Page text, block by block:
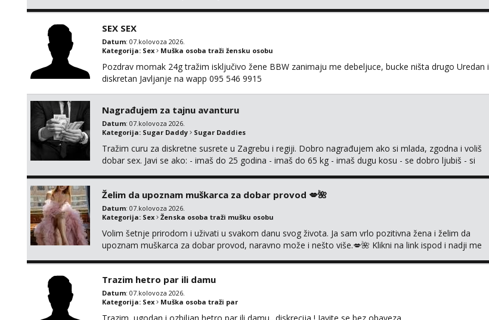
SEX SEX
Datum: 07.kolovoza 2026.
Kategorija: Sex Muška osoba traži žensku osobu
Pozdrav momak 24g tražim isključivo žene BBW zanimaju me debeljuce, bucke ništa drugo Uredan i
diskretan Javljanje na wapp 095 546 9915
Nagrađujem za tajnu avanturu
Datum: 07.kolovoza 2026.
Kategorija: Sugar Daddy Sugar Daddies
Tražim curu za diskretne susrete u Zagrebu i regiji. Dobro nagrađujem ako si mlada, zgodna i voliš
dobar sex. Javi se ako: - imaš do 25 godina - imaš do 65 kg - imaš dugu kosu - se dobro ljubiš - si
Želim da upoznam muškarca za dobar provod 💋🌺
Datum: 07.kolovoza 2026.
Kategorija: Sex Ženska osoba traži mušku osobu
Volim šetnje prirodom i uživati u svakom danu svog života. Ja sam vrlo pozitivna žena i želim da
upoznam muškarca za dobar provod, naravno može i nešto više.💋🌺 Klikni na link ispod i nadji me
Trazim hetro par ili damu
Datum: 07.kolovoza 2026.
Kategorija: Sex Muška osoba traži par